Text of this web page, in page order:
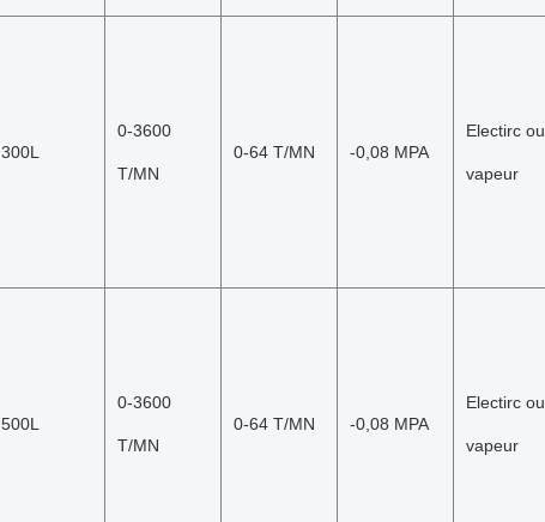
300L
0-3600
T/MN
0-64 T/MN -0,08 MPA
Electirc ou
vapeur
500L
0-3600
T/MN
0-64 T/MN -0,08 MPA
Electirc ou
vapeur